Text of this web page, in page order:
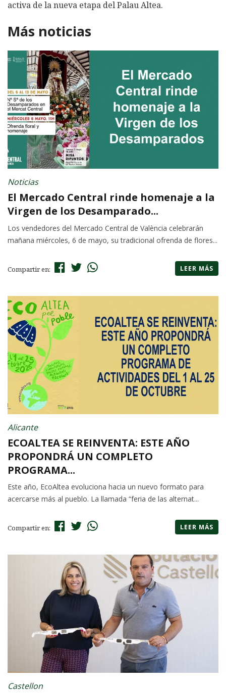
activa de la nueva etapa del Palau Altea.
Más noticias
Noticias
El Mercado Central rinde homenaje a la
Virgen de los Desamparado...
Los vendedores del Mercado Central de València celebrarán
mañana miércoles, 6 de mayo, su tradicional ofrenda de flores...
Compartir en: LEER MÁS
Alicante
ECOALTEA SE REINVENTA: ESTE AÑO
PROPONDRÁ UN COMPLETO
PROGRAMA...
Este año, EcoAltea evoluciona hacia un nuevo formato para
acercarse más al pueblo. La llamada “feria de las alternat...
Compartir en: LEER MÁS
Castellon